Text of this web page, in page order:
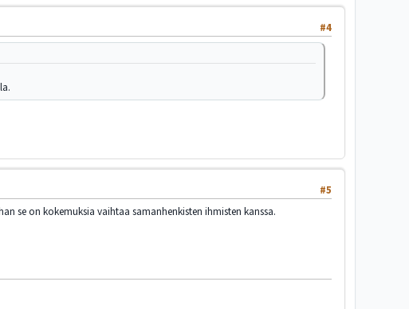
#4
#5
se on kokemuksia vaihtaa samanhenkisten ihmisten kanssa.